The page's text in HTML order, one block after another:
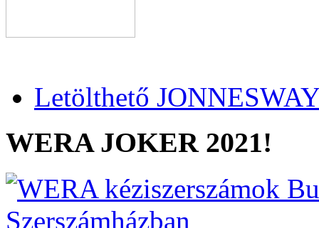
Letölthető
WERA JOKER 2021!